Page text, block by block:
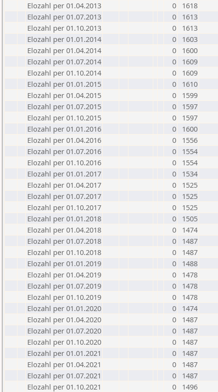
Elozahl per 01.04.2013
0
1618
Elozahl per 01.07.2013
0
1613
Elozahl per 01.10.2013
0
1613
Elozahl per 01.01.2014
0
1603
Elozahl per 01.04.2014
0
1600
Elozahl per 01.07.2014
0
1609
Elozahl per 01.10.2014
0
1609
Elozahl per 01.01.2015
0
1610
Elozahl per 01.04.2015
0
1599
Elozahl per 01.07.2015
0
1597
Elozahl per 01.10.2015
0
1597
Elozahl per 01.01.2016
0
1600
Elozahl per 01.04.2016
0
1556
Elozahl per 01.07.2016
0
1554
Elozahl per 01.10.2016
0
1554
Elozahl per 01.01.2017
0
1534
Elozahl per 01.04.2017
0
1525
Elozahl per 01.07.2017
0
1525
Elozahl per 01.10.2017
0
1525
Elozahl per 01.01.2018
0
1505
Elozahl per 01.04.2018
0
1474
Elozahl per 01.07.2018
0
1487
Elozahl per 01.10.2018
0
1487
Elozahl per 01.01.2019
0
1488
Elozahl per 01.04.2019
0
1478
Elozahl per 01.07.2019
0
1478
Elozahl per 01.10.2019
0
1478
Elozahl per 01.01.2020
0
1474
Elozahl per 01.04.2020
0
1487
Elozahl per 01.07.2020
0
1487
Elozahl per 01.10.2020
0
1487
Elozahl per 01.01.2021
0
1487
Elozahl per 01.04.2021
0
1487
Elozahl per 01.07.2021
0
1487
Elozahl per 01.10.2021
0
1496